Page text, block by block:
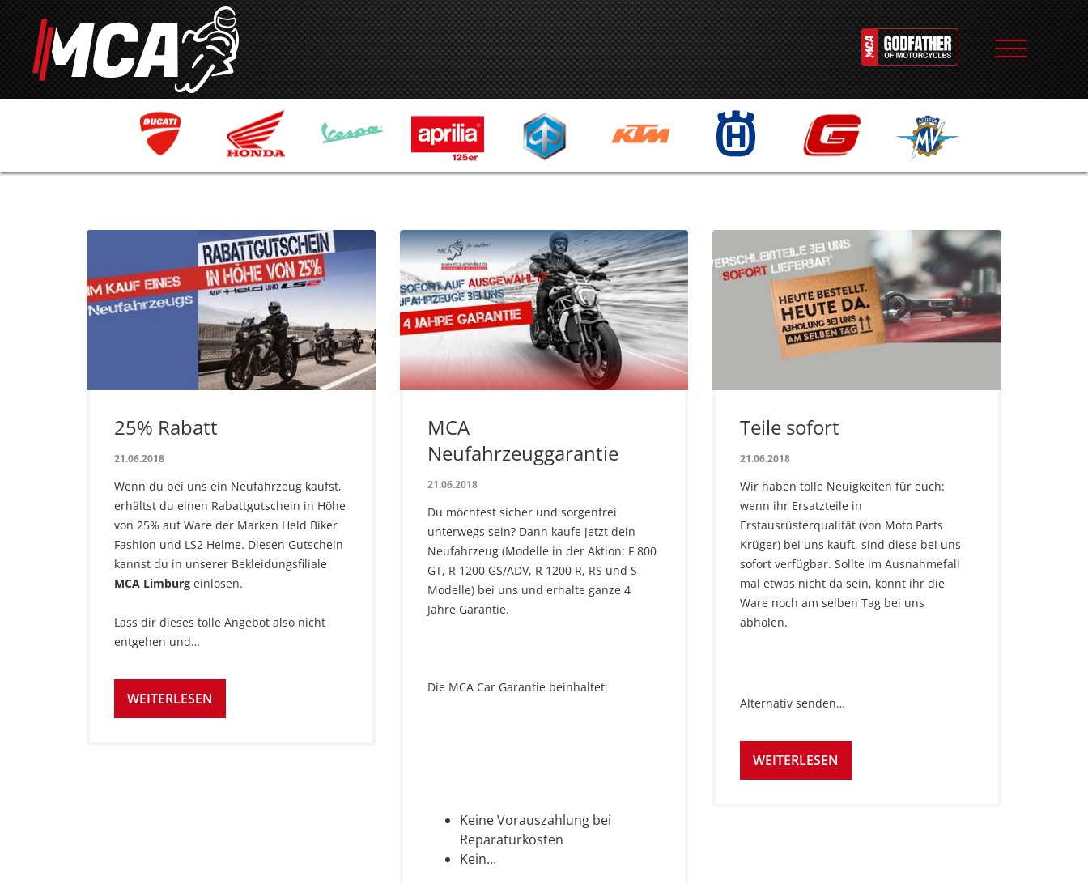
25% Rabatt
21.06.2018
Wenn du bei uns ein Neufahrzeug kaufst,
erhältst du einen Rabattgutschein in Höhe
von 25% auf Ware der Marken Held Biker
Fashion und LS2 Helme. Diesen Gutschein
kannst du in unserer Bekleidungsfiliale
MCA Limburg einlösen.
Lass dir dieses tolle Angebot also nicht
entgehen und…
WEITERLESEN
MCA
Neufahrzeuggarantie
21.06.2018
Du möchtest sicher und sorgenfrei
unterwegs sein? Dann kaufe jetzt dein
Neufahrzeug (Modelle in der Aktion: F 800
GT, R 1200 GS/ADV, R 1200 R, RS und S-
Modelle) bei uns und erhalte ganze 4
Jahre Garantie.
Die MCA Car Garantie beinhaltet:
Keine Vorauszahlung bei
Reparaturkosten
Kein…
Teile sofort
21.06.2018
Wir haben tolle Neuigkeiten für euch:
wenn ihr Ersatzteile in
Erstausrüsterqualität (von Moto Parts
Krüger) bei uns kauft, sind diese bei uns
sofort verfügbar. Sollte im Ausnahmefall
mal etwas nicht da sein, könnt ihr die
Ware noch am selben Tag bei uns
abholen.
Alternativ senden…
WEITERLESEN